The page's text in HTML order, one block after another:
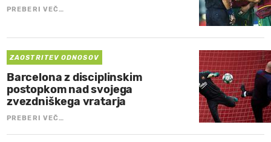
PREBERI VEČ…
ZAOSTRITEV ODNOSOV
Barcelona z disciplinskim
postopkom nad svojega
zvezdniškega vratarja
PREBERI VEČ…